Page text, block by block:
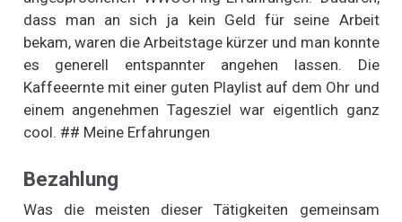
dass man an sich ja kein Geld für seine Arbeit
bekam, waren die Arbeitstage kürzer und man konnte
es generell entspannter angehen lassen. Die
Kaffeeernte mit einer guten Playlist auf dem Ohr und
einem angenehmen Tagesziel war eigentlich ganz
cool. ## Meine Erfahrungen
Bezahlung
Was die meisten dieser Tätigkeiten gemeinsam